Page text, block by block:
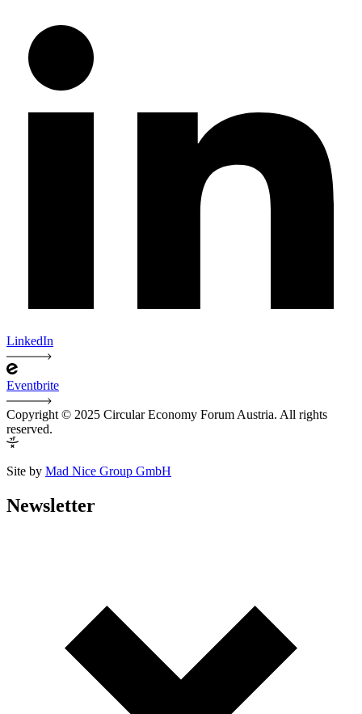
LinkedIn
Eventbrite
Copyright © 2025 Circular Economy Forum Austria. All rights
reserved.
Site by Mad Nice Group GmbH
Newsletter